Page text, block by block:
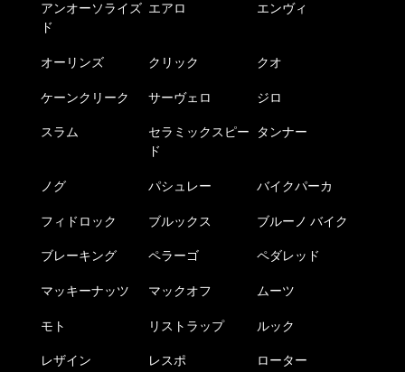
アンオーソライズ
ド
エアロ エンヴィ
オーリンズ クリック クオ
ケーンクリーク サーヴェロ ジロ
スラム
セラミックスピー
ド
タンナー
ノグ パシュレー バイクパーカ
フィドロック ブルックス ブルーノ バイク
ブレーキング ペラーゴ ペダレッド
マッキーナッツ マックオフ ムーツ
モト リストラップ ルック
レザイン レスポ ローター